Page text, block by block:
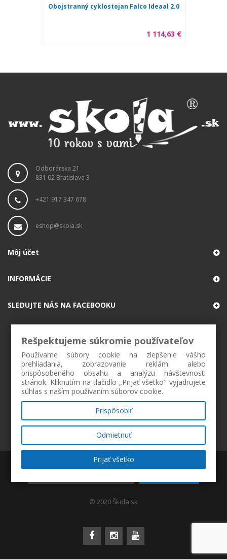
Obojstranný cyklostojan Falco Ideaal 2.0
1 114,63 €
Odborárska 21
831 02 Bratislava 3
+421 917 347 678
eshop@skola.sk
Môj účet
INFORMÁCIE
SLEDUJTE NÁS NA FACEBOOKU
© 2020 Škola.sk
Rešpektujeme súkromie používateľov
Používame súbory cookie na zlepšenie vášho
prehliadania, zobrazovanie reklám alebo
prispôsobeného obsahu a analýzu návštevnosti
stránok. Kliknutím na tlačidlo „Prijať všetko" vyjadrujete
súhlas s naším používaním súborov cookie.
Prispôsobiť
Odmietnuť
Prijať všetko